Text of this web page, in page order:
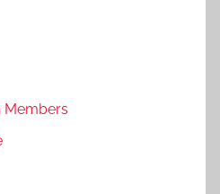
Members